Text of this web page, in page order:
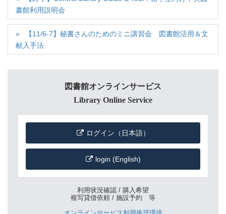
書館利用説明会
【11/6-7】秘書さんのためのミニ講習会 図書館活用＆文
献入手法
図書館オンラインサービス
Library Online Service
ログイン（日本語）
login (English)
利用状況確認 / 購入希望
複写貸借依頼 / 施設予約 等